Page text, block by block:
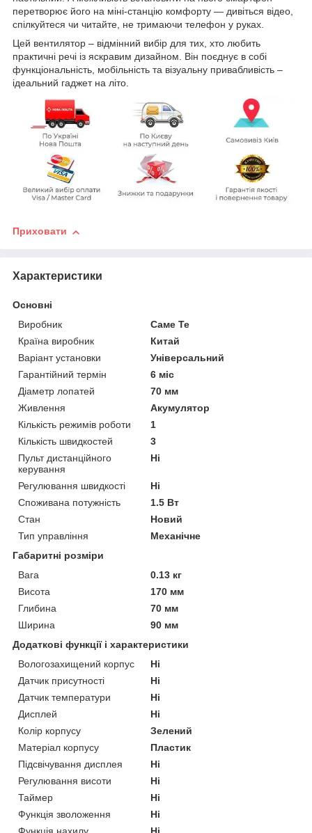
перетворює його на міні-станцію комфорту — дивіться відео,
спілкуйтеся чи читайте, не тримаючи телефон у руках.
Цей вентилятор – відмінний вибір для тих, хто любить
практичні речі із яскравим дизайном. Він поєднує в собі
функціональність, мобільність та візуальну привабливість –
ідеальний гаджет на літо.
Приховати
Характеристики
Основні
Виробник
Саме Те
Країна виробник
Китай
Варіант установки
Універсальний
Гарантійний термін
6 міс
Діаметр лопатей
70 мм
Живлення
Акумулятор
Кількість режимів роботи
1
Кількість швидкостей
3
Пульт дистанційного
керування
Ні
Регулювання швидкості
Ні
Споживана потужність
1.5 Вт
Стан
Новий
Тип управління
Механічне
Габаритні розміри
Вага
0.13 кг
Висота
170 мм
Глибина
70 мм
Ширина
90 мм
Додаткові функції і характеристики
Вологозахищений корпус
Ні
Датчик присутності
Ні
Датчик температури
Ні
Дисплей
Ні
Колір корпусу
Зелений
Матеріал корпусу
Пластик
Підсвічування дисплея
Ні
Регулювання висоти
Ні
Таймер
Ні
Функція зволоження
Ні